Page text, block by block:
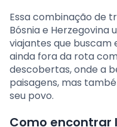
Essa combinação de
Bósnia e
viajantes que buscam
ainda fora da rota
descobertas, onde a
paisagens, mas
seu povo.
Como encontrar